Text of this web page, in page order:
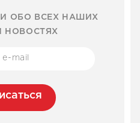
ОБО ВСЕХ НАШИХ
НОВОСТЯХ